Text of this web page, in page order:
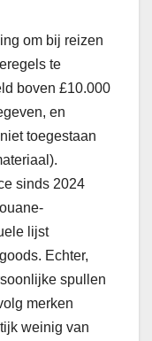
om bij reizen
te
boven £10.000
en
toegestaan
sinds 2024
lijst
Echter,
spullen
merken
weinig van